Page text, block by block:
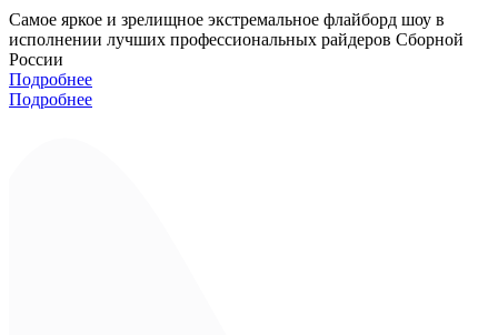
Самое яркое и зрелищное экстремальное флайборд шоу в
исполнении лучших профессиональных райдеров Сборной
России
Подробнее
Подробнее